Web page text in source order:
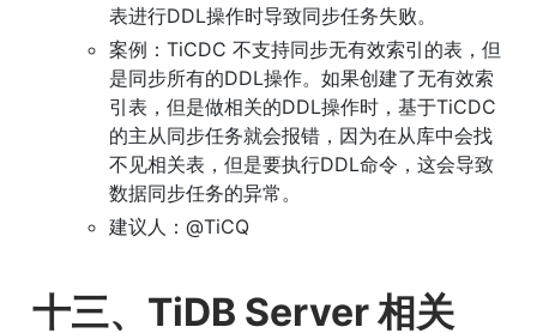
表进行DDL操作时导致同步任务失败。
案例：TiCDC 不支持同步无有效索引的表，但
是同步所有的DDL操作。如果创建了无有效索
引表，但是做相关的DDL操作时，基于TiCDC
的主从同步任务就会报错，因为在从库中会找
不见相关表，但是要执行DDL命令，这会导致
数据同步任务的异常。
建议人：@TiCQ
十三、TiDB Server 相关